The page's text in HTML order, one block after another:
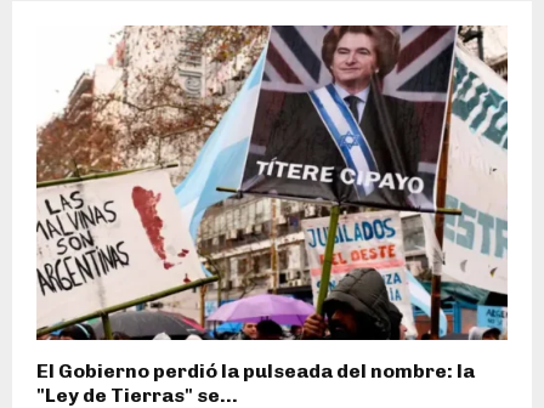
El Gobierno perdió la pulseada del nombre: la
"Ley de Tierras" se...